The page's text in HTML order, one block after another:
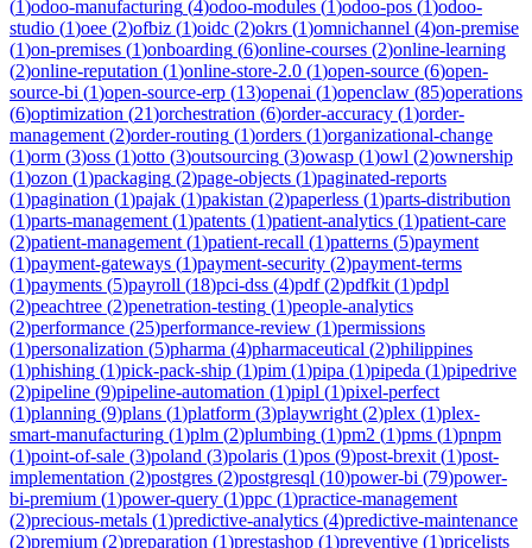
(1)odoo-manufacturing (4)odoo-modules (1)odoo-pos (1)odoo-
studio (1)oee (2)ofbiz (1)oidc (2)okrs (1)omnichannel (4)on-premise
(1)on-premises (1)onboarding (6)online-courses (2)online-learning
(2)online-reputation (1)online-store-2.0 (1)open-source (6)open-
source-bi (1)open-source-erp (13)openai (1)openclaw (85)operations
(6)optimization (21)orchestration (6)order-accuracy (1)order-
management (2)order-routing (1)orders (1)organizational-change
(1)orm (3)oss (1)otto (3)outsourcing (3)owasp (1)owl (2)ownership
(1)ozon (1)packaging (2)page-objects (1)paginated-reports
(1)pagination (1)pajak (1)pakistan (2)paperless (1)parts-distribution
(1)parts-management (1)patents (1)patient-analytics (1)patient-care
(2)patient-management (1)patient-recall (1)patterns (5)payment
(1)payment-gateways (1)payment-security (2)payment-terms
(1)payments (5)payroll (18)pci-dss (4)pdf(2)pdfkit (1)pdpl
(2)peachtree (2)penetration-testing (1)people-analytics
(2)performance (25)performance-review (1)permissions
(1)personalization (5)pharma (4)pharmaceutical (2)philippines
(1)phishing (1)pick-pack-ship (1)pim (1)pipa (1)pipeda (1)pipedrive
(2)pipeline (9)pipeline-automation (1)pipl (1)pixel-perfect
(1)planning (9)plans (1)platform (3)playwright (2)plex (1)plex-
smart-manufacturing (1)plm (2)plumbing (1)pm2 (1)pms (1)pnpm
(1)point-of-sale (3)poland (3)polaris (1)pos (9)post-brexit (1)post-
implementation (2)postgres (2)postgresql (10)power-bi (79)power-
bi-premium (1)power-query (1)ppc (1)practice-management
(2)precious-metals (1)predictive-analytics (4)predictive-maintenance
(2)premium (2)preparation (1)prestashop (1)preventive (1)pricelists